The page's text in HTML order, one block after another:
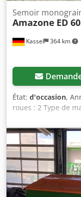
Kassel 364 km
Semoir
Amazone ED
État: d'occasion,
roues : 2 Type de
châssis : porté
Dcjdpfxsr Ncfqe